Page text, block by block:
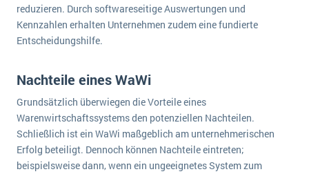
reduzieren. Durch softwareseitige Auswertungen und
Kennzahlen erhalten Unternehmen zudem eine fundierte
Entscheidungshilfe.
Nachteile eines WaWi
Grundsätzlich überwiegen die Vorteile eines
Warenwirtschaftssystems den potenziellen Nachteilen.
Schließlich ist ein WaWi maßgeblich am unternehmerischen
Erfolg beteiligt. Dennoch können Nachteile eintreten;
beispielsweise dann, wenn ein ungeeignetes System zum